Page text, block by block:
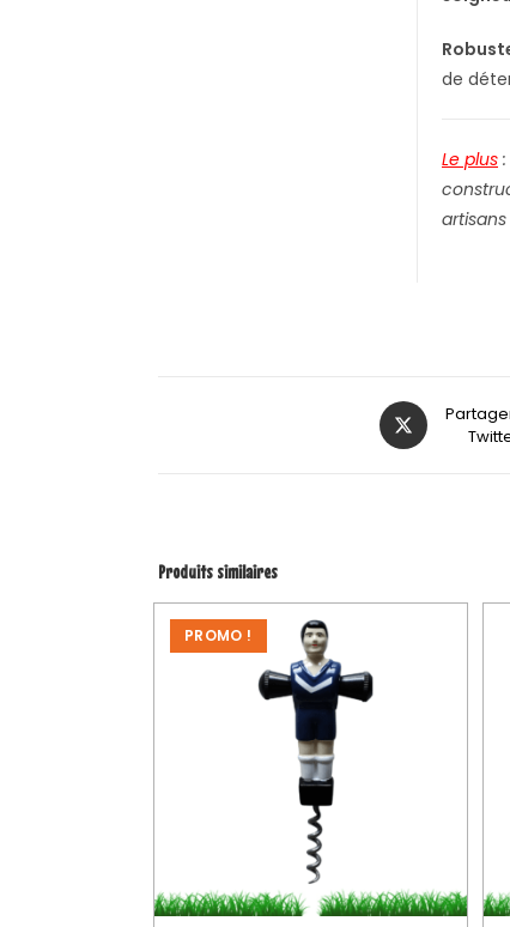
de
Le plus
Produits similaires
PROMO !